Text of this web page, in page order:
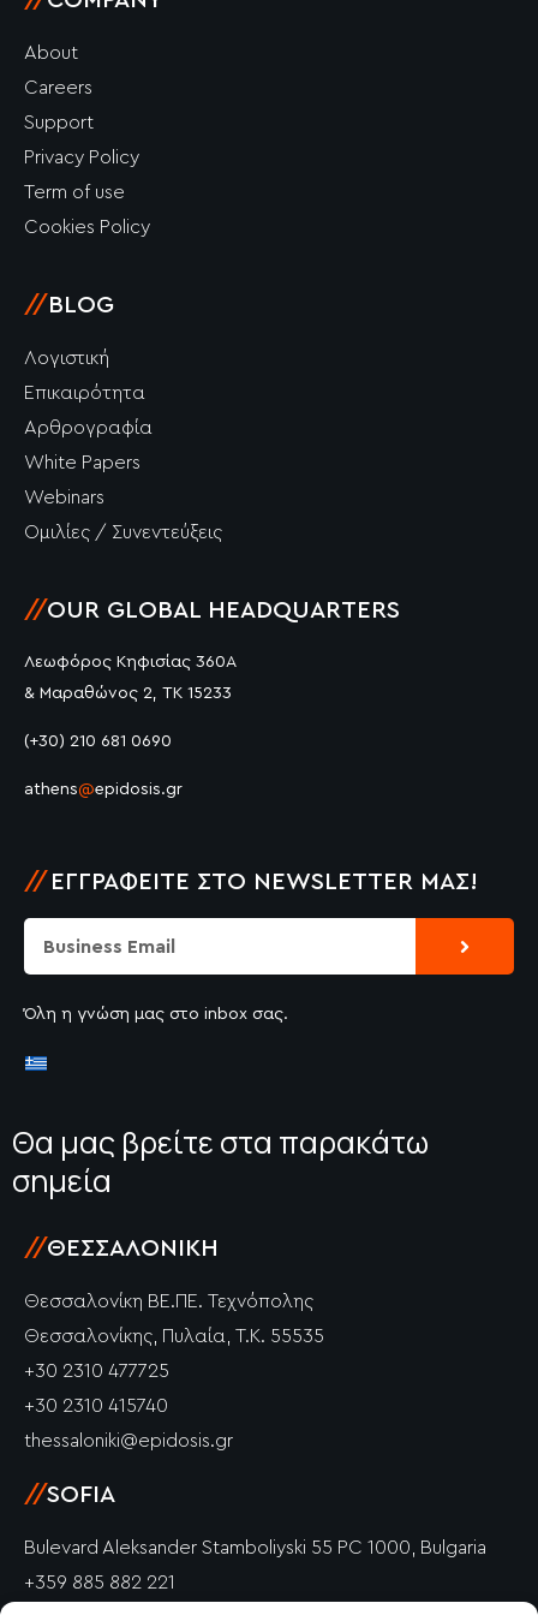
About
Careers
Support
Privacy Policy
Term of use
Cookies Policy
// BLOG
Λογιστική
Επικαιρότητα
Αρθρογραφία
White Papers
Webinars
Ομιλίες / Συνεντεύξεις
//OUR GLOBAL HEADQUARTERS
Λεωφόρος Κηφισίας 360Α
& Μαραθώνος 2, ΤΚ 15233
(+30) 210 681 0690
athens@epidosis.gr
// ΕΓΓΡΑΦΕΊΤΕ ΣΤΟ NEWSLETTER ΜΑΣ!
Submit
Όλη η γνώση μας στο inbox σας.
Θα μας βρείτε στα παρακάτω
σημεία
//ΘΕΣΣΑΛΟΝΊΚΗ
Θεσσαλονίκη ΒΕ.ΠΕ. Τεχνόπολης
Θεσσαλονίκης, Πυλαία, Τ.Κ. 55535
+30 2310 477725
+30 2310 415740
thessaloniki@epidosis.gr
//SOFIA
Bulevard Aleksander Stamboliyski 55 PC 1000, Bulgaria
+359 885 882 221